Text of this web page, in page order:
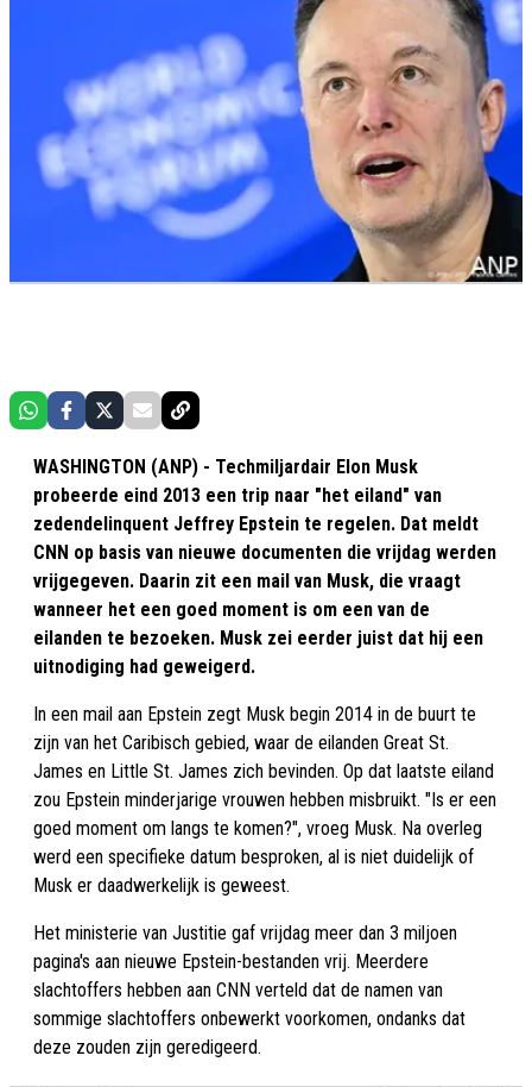
WASHINGTON (ANP) - Techmiljardair Elon Musk
probeerde eind 2013 een trip naar "het eiland" van
zedendelinquent Jeffrey Epstein te regelen. Dat meldt
CNN op basis van nieuwe documenten die vrijdag werden
vrijgegeven. Daarin zit een mail van Musk, die vraagt
wanneer het een goed moment is om een van de
eilanden te bezoeken. Musk zei eerder juist dat hij een
uitnodiging had geweigerd.
In een mail aan Epstein zegt Musk begin 2014 in de buurt te
zijn van het Caribisch gebied, waar de eilanden Great St.
James en Little St. James zich bevinden. Op dat laatste eiland
zou Epstein minderjarige vrouwen hebben misbruikt. "Is er een
goed moment om langs te komen?", vroeg Musk. Na overleg
werd een specifieke datum besproken, al is niet duidelijk of
Musk er daadwerkelijk is geweest.
Het ministerie van Justitie gaf vrijdag meer dan 3 miljoen
pagina's aan nieuwe Epstein-bestanden vrij. Meerdere
slachtoffers hebben aan CNN verteld dat de namen van
sommige slachtoffers onbewerkt voorkomen, ondanks dat
deze zouden zijn geredigeerd.